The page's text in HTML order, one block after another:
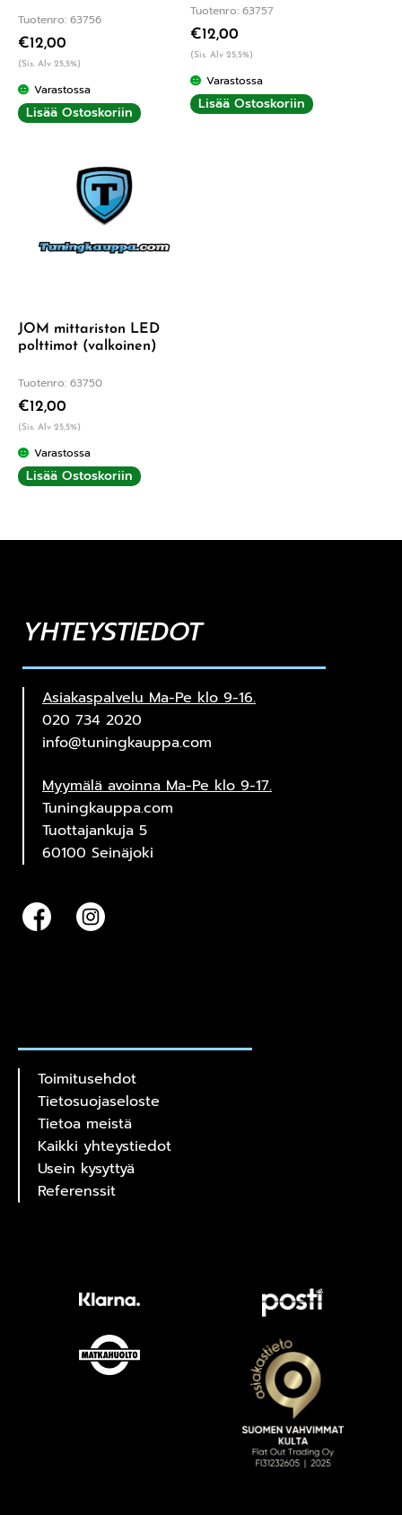
Tuotenro: 63756
€12,00
(Sis. Alv 25,5%)
Varastossa
Lisää Ostoskoriin
Tuotenro: 63757
€12,00
(Sis. Alv 25,5%)
Varastossa
Lisää Ostoskoriin
JOM mittariston LED
polttimot (valkoinen)
Tuotenro: 63750
€12,00
(Sis. Alv 25,5%)
Varastossa
Lisää Ostoskoriin
YHTEYSTIEDOT
Asiakaspalvelu Ma-Pe klo 9-16.
020 734 2020
info@tuningkauppa.com
Myymälä avoinna Ma-Pe klo 9-17.
Tuningkauppa.com
Tuottajankuja 5
60100 Seinäjoki
Toimitusehdot
Tietosuojaseloste
Tietoa meistä
Kaikki yhteystiedot
Usein kysyttyä
Referenssit